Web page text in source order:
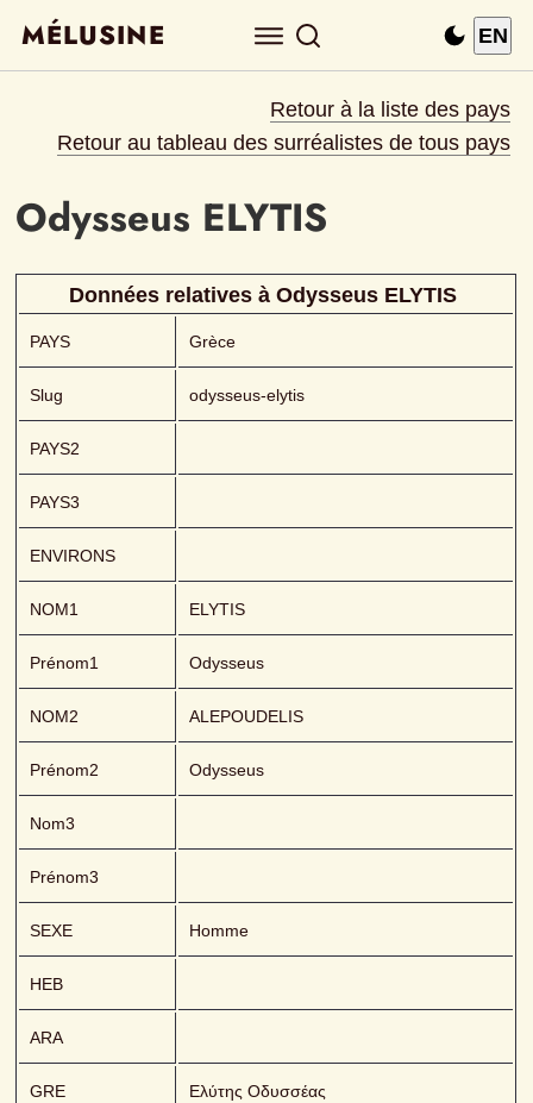
MÉLUSINE EN
Retour à la liste des pays
Retour au tableau des surréalistes de tous pays
Odysseus ELYTIS
Données relatives à Odysseus ELYTIS
PAYS Grèce
Slug odysseus-elytis
PAYS2
PAYS3
ENVIRONS
NOM1 ELYTIS
Prénom1 Odysseus
NOM2 ALEPOUDELIS
Prénom2 Odysseus
Nom3
Prénom3
SEXE Homme
HEB
ARA
GRE Ελύτης Οδυσσέας